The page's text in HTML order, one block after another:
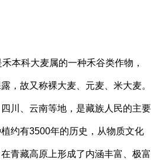
禾本科大麦属的一种禾谷类作物，
，故又称裸大麦 元麦 、米大麦。
四川 、云南等地，是藏族人民的主要
植约有3500年的历史，从物质文化
青藏高原上形成了内涵丰富、极富